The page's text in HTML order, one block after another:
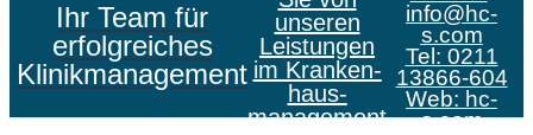
Ihr Team für
erfolgreiches
Klinikmanagement
unseren
Leistungen
im Kranken­
haus­
management
info@hc-
s.com
Tel: 0211
13866-604
Web: hc-
s.com